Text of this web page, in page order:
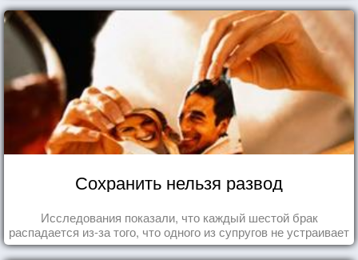
Сохранить нельзя развод
Исследования показали, что каждый шестой брак
распадается из-за того, что одного из супругов не устраивает
та роль, которая выпала ему в семье.